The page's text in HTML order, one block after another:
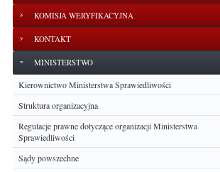
KOMISJA WERYFIKACYJNA
KONTAKT
MINISTERSTWO
Kierownictwo Ministerstwa Sprawiedliwości
Struktura organizacyjna
Regulacje prawne dotyczące organizacji Ministerstwa
Sprawiedliwości
Sądy powszechne